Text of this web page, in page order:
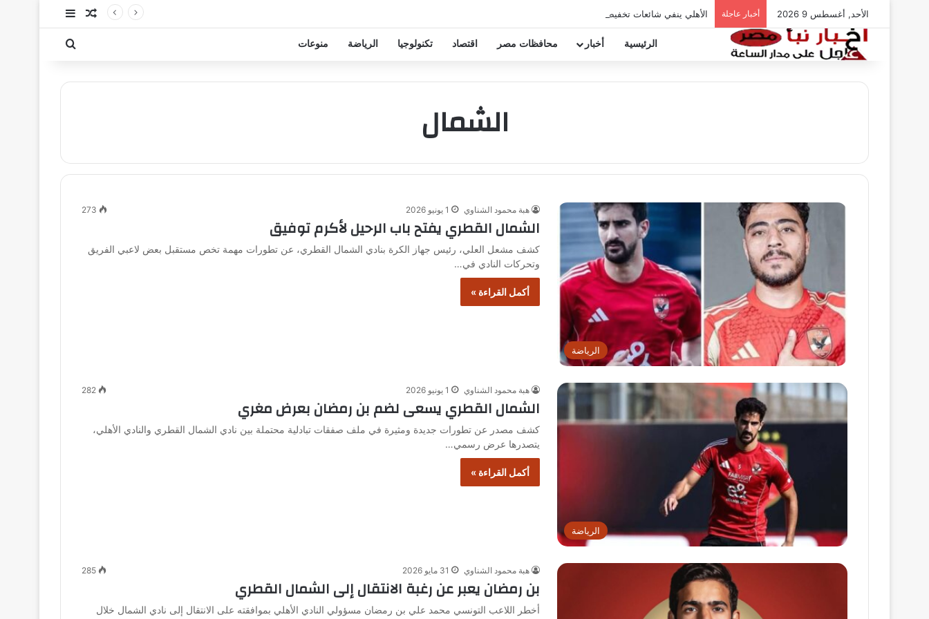
الأحد, أغسطس 9 2026 أخبار عاجلة الأهلي ينفي شائعات تخفيض عقود زيزو والشناوي مقال عشوائي
إضافة عمود
الرئيسية أخبار محافظات مصر اقتصاد تكنولوجيا الرياضة منوعات بحث عن
الشمال
الرياضة
هبة محمود الشناوي 1 يونيو 2026 273
الشمال القطري يفتح باب الرحيل لأكرم توفيق
كشف مشعل العلي، رئيس جهاز الكرة بنادي الشمال القطري، عن تطورات مهمة تخص مستقبل بعض لاعبي الفريق
وتحركات النادي في…
أكمل القراءة »
الرياضة
هبة محمود الشناوي 1 يونيو 2026 282
الشمال القطري يسعى لضم بن رمضان بعرض مغري
كشف مصدر عن تطورات جديدة ومثيرة في ملف صفقات تبادلية محتملة بين نادي الشمال القطري والنادي الأهلي،
يتصدرها عرض رسمي…
أكمل القراءة »
هبة محمود الشناوي 31 مايو 2026 285
بن رمضان يعبر عن رغبة الانتقال إلى الشمال القطري
أخطر اللاعب التونسي محمد علي بن رمضان مسؤولي النادي الأهلي بموافقته على الانتقال إلى نادي الشمال خلال